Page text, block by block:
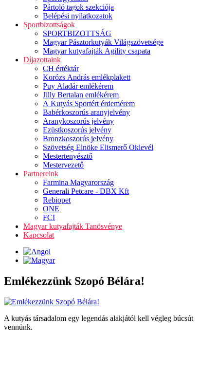
Pártoló tagok szekciója
Belépési nyilatkozatok
Sportbizottságok
SPORTBIZOTTSÁG
Magyar Pásztorkutyák Világszövetsége
Magyar kutyafajták Agility csapata
Díjazottaink
CH értéktár
Korózs András emlékplakett
Puy Aladár emlékérem
Jilly Bertalan emlékérem
A Kutyás Sportért érdemérem
Babérkoszorús aranyjelvény
Aranykoszorús jelvény
Ezüstkoszorús jelvény
Bronzkoszorús jelvény
Szövetség Elnöke Elismerő Oklevél
Mestertenyésztő
Mestervezető
Partnereink
Farmina Magyarország
Generali Petcare - DBX Kft
Rebiopet
ONE
FCI
Magyar kutyafajták Tanösvénye
Kapcsolat
Emlékezzünk Szopó Bélára!
A kutyás társadalom egy legendás alakjától kell végleg búcsút
vennünk.